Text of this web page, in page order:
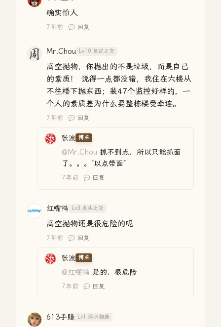
确实怕人
7年前 回复
Mr.Chou Lv10.莫逆之交
高空抛物，你抛出的不是垃圾，而是自己
的素质！ 说得一点都没错，我住在六楼从
不往楼下抛东西；装47个监控好样的，一
个人的素质差为什么要整栋楼受牵连。
7年前 回复
张波 博主
@Mr.Chou 抓不到点，所以只能抓面
了。。。“以点带面”
7年前 回复
红嘴鸭 Lv3.点头之交
高空抛物还是很危险的呢
7年前 回复
张波 博主
@红嘴鸭 是的，很危险
7年前 回复
613手赚 Lv1.萍水相逢